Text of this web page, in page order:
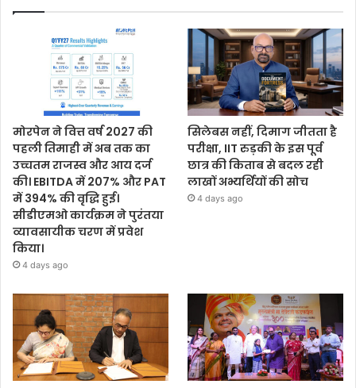
मोरपेन ने वित्त वर्ष 2027 की
पहली तिमाही में अब तक का
उच्चतम राजस्व और आय दर्ज
की। EBITDA में 207% और PAT
में 394% की वृद्धि हुई।
सीडीएमओ कार्यक्रम ने पुरंतया
व्यावसायीक चरण में प्रवेश
किया।
4 days ago
सिलेबस नहीं, दिमाग जीतता है
परीक्षा, IIT रुड़की के इस पूर्व
छात्र की किताब से बदल रही
लाखों अभ्यर्थियों की सोच
4 days ago